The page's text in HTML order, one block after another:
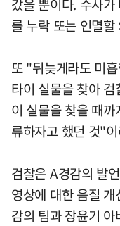
갔을 뿐이다. 수사
를 누락 또는 인멸
또 "뒤늦게라도 미
타이 실물을 찾아
이 실물을 찾을 때
류하자고 했던 것"
검찰은 A경감의 발
영상에 대한 음질
감의 팀과 장윤기